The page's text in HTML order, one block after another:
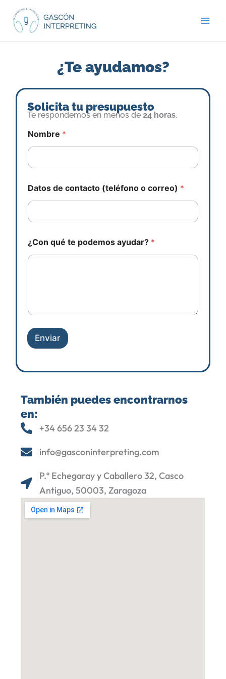
contenido
¿Te ayudamos?
Solicita tu presupuesto
Te respondemos en menos de24 horas.
Nombre *
Datos de contacto (teléfono o correo) *
a
t
e
o
s
*
¿Con qué te podemos ayudar? *
Enviar
También puedes encontrarnos
en:
+34 656 23 34 32
info@gasconinterpreting.com
P.º Echegaray y Caballero 32, Casco
Antiguo, 50003, Zaragoza